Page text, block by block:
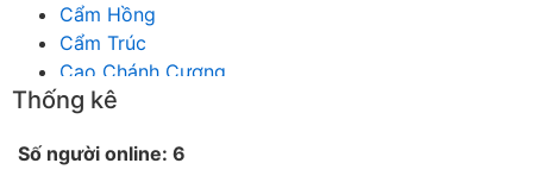
Cẩm Hồng
Cẩm Trúc
Cao Chánh Cương
Cao Nhật Quyên
Chích Chị
Thống kê
Số người online: 6